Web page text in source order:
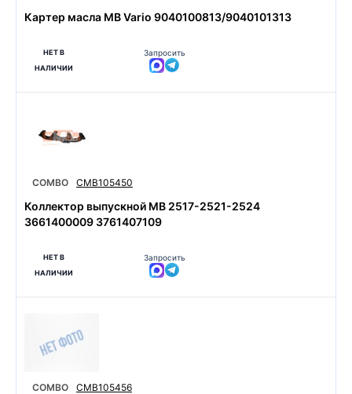
Картер масла MB Vario 9040100813/9040101313
НЕТ В
НАЛИЧИИ
Запросить
COMBO CMB105450
Коллектор выпускной MB 2517-2521-2524
3661400009 3761407109
НЕТ В
НАЛИЧИИ
Запросить
COMBO CMB105456